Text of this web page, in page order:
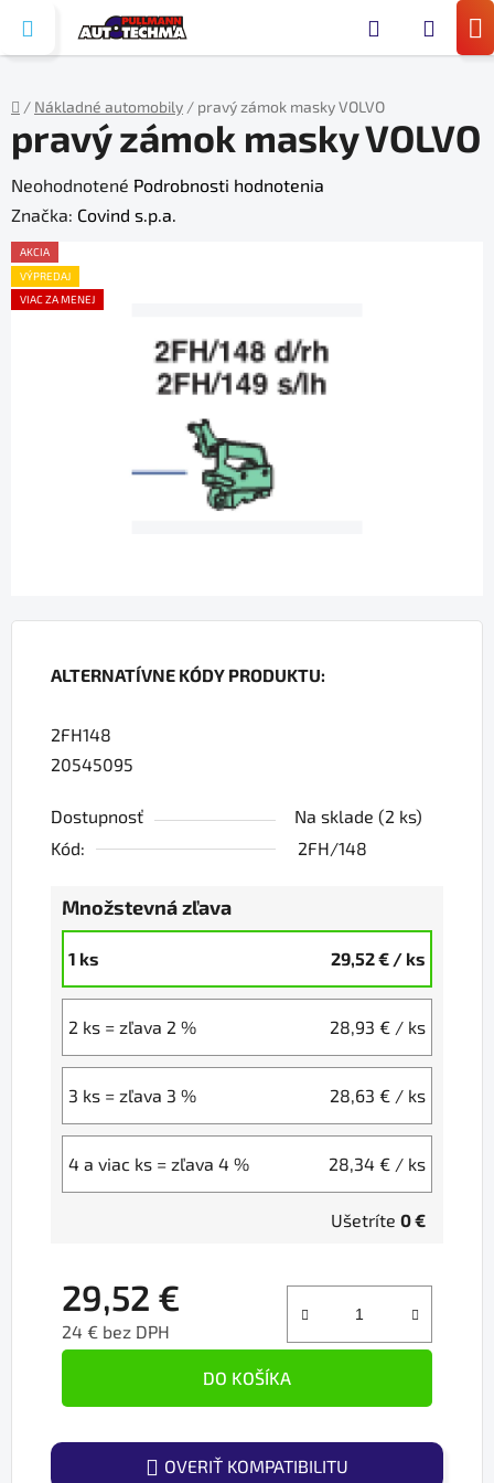
obsah
Domov
/ Nákladné automobily / pravý zámok masky VOLVO
ALTERNATÍVNE KÓDY PRODUKTU:
2FH148
20545095
Dostupnosť Na sklade (2 ks)
Kód:
2FH/148
Množstevná zľava
1 ks 29,52 € / ks
2 ks = zľava 2 % 28,93 € / ks
3 ks = zľava 3 % 28,63 € / ks
4 a viac ks = zľava 4 % 28,34 € / ks
Ušetríte 0 €
29,52 €
24 € bez DPH
DO KOŠÍKA
OVERIŤ KOMPATIBILITU
pravý zámok masky VOLVO
Priemerné
hodnotenie
produktu
je
0,0
Neohodnotené Podrobnosti hodnotenia
Značka: Covind s.p.a.
AKCIA
VÝPREDAJ
VIAC ZA MENEJ